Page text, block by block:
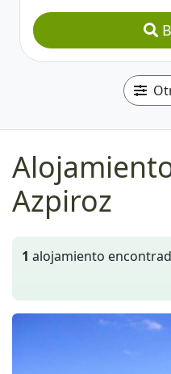
Azpiroz
1 alojamiento